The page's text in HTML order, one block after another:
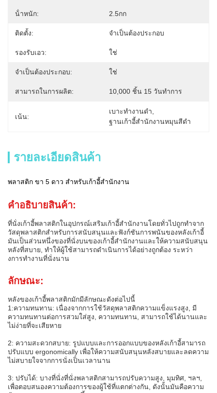
น้ําหนัก: 2.5กก
ติดตั้ง: จำเป็นต้องประกอบ
รองรับเอว: ใช่
จำเป็นต้องประกอบ: ใช่
สามารถในการผลิต: 10,000 ชิ้น 15 วันทำการ
เน้น:
เบาะทํางานดํา
ฐานเก้าอี้สํานักงานหมุนสีดํา
รายละเอียดสินค้า
พลาสติก ขา 5 ดาว สําหรับเก้าอี้สํานักงาน
คําอธิบายสินค้า:
ที่นั่งเก้าอี้พลาสติกในอุปกรณ์เสริมเก้าอี้สํานักงานโดยทั่วไปถูกทําจาก
วัสดุพลาสติกสําหรับการสนับสนุนและฟังก์ชันการพนันของหลังเก้าอี้
มันเป็นส่วนหนึ่งของที่นั่งบนของเก้าอี้สํานักงานและให้ความสนับสนุน
หลังที่สบาย, ทําให้ผู้ใช้สามารถดําเนินการได้อย่างถูกต้อง ระหว่า
งการทํางานที่นั่งนาน
ลักษณะ:
หลังของเก้าอี้พลาสติกมักมีลักษณะดังต่อไปนี้
1:ความทนทาน: เนื่องจากการใช้วัสดุพลาสติกความแข็งแรงสูง, มี
ความทนทานต่อการสวมใส่สูง, ความทนทาน, สามารถใช้ได้นานและ
ไม่ง่ายที่จะเสียหาย
2: ความสะดวกสบาย: รูปแบบและการออกแบบของหลังเก้าอี้สามารถ
ปรับแบบ ergonomically เพื่อให้ความสนับสนุนหลังสบายและลดความ
ไม่สบายใจจากการนั่งเป็นเวลานาน
3: ปรับได้: บางที่นั่งที่นั่งพลาสติกสามารถปรับความสูง, มุมทิศ, ฯลฯ,
เพื่อตอบสนองความต้องการของผู้ใช้ที่แตกต่างกัน, ดังนั้นมันคือความ